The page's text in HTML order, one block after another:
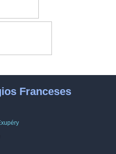
Franceses